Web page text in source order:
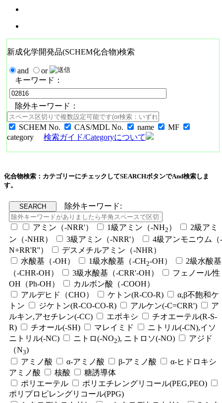
新成化学開発品(SCHEM化合物)検索
and
or
キーワード：
除外キーワード：
SCHEM No. CAS/MDL No. name
MF
category
検索ガイド/Categoryについて
化合物検索：カテゴリーにチェックしてSEARCHボタンでAnd検索しま
す。
除外キーワード:
アミン（-NRR'） 1級アミン（-NH2 ）
2級アミ
ン（-NHR）
3級アミン（-NRR'）
4級アンモニウム（-
N+RR'R''）
デスメチルアミン（-NHR）
水酸基（-OH）
1級水酸基（-CH2-OH）
2級水酸基
（-CHR-OH）
3級水酸基（-CRR'-OH）
フェノール性
OH（Ph-OH）
カルボン酸（-COOH）
アルデヒド（CHO）
ケトン(R-CO-R)
α,β不飽和ケ
トン
ジケトン(R-CO-CO-R) アルケン(-C=CRR')
ア
ルキン,アセチレン(-CC)
エポキシ
チオエーテル(R-S-
R)
チオール(-SH) マレイミド
ニトリル(-CN),イソ
ニトリル(-NC)
ニトロ(-NO2), ニトロソ(-NO)
アジド
（N3)
アミノ酸
α-アミノ酸 β-アミノ酸
α-ヒドロキシ
アミノ酸
核酸
糖誘導体
ポリエーテル
ポリエチレングリコール(PEG,PEO)
ポリプロピレングリコール(PPG)